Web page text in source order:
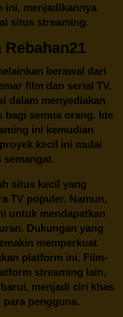
ini, menjadikannya
situs streaming.
berawal dari
film dan serial TV.
dalam menyediakan
bagi semua orang. Ide
ini kemudian
kecil ini mulai
semangat.
situs kecil yang
TV populer. Namun,
untuk mendapatkan
Dukungan yang
memperkuat
platform ini. Film-
streaming lain,
menjadi ciri khas
pengguna.